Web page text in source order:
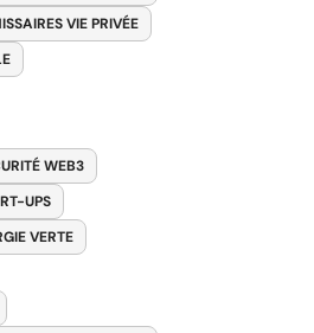
VIE PRIVÉE
WEB3
UPS
VERTE